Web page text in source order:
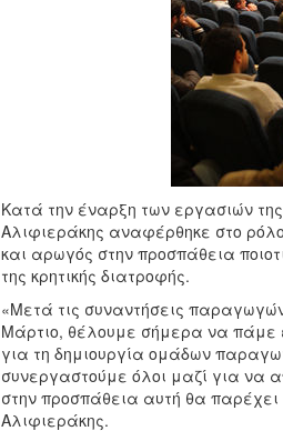
Κατά την έναρξη των εργασιών
Αλιφιεράκης αναφέρθηκε στο ρόλο
και αρωγός στην προσπάθεια
της κρητικής διατροφής.
«Μετά τις συναντήσεις
Μάρτιο, θέλουμε σήμερα να πάμε
για τη δημιουργία ομάδων
συνεργαστούμε όλοι μαζί για να
στην προσπάθεια αυτή θα παρέχει
Αλιφιεράκης.